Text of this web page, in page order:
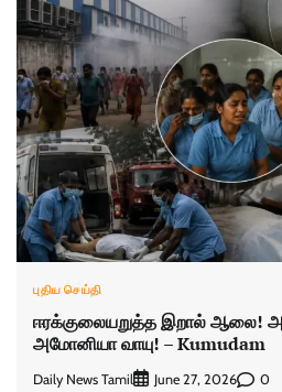
புதிய செய்தி
ஈரக்குலையறுத்த இறால் ஆலை!
அமோனியா வாயு! – Kumudam
Daily News Tamil June 27, 2026 0